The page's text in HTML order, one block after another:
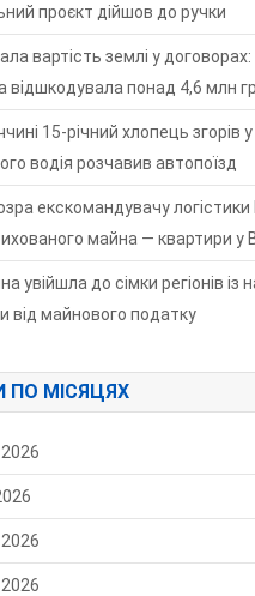
проєкт дійшов до ручки
вартість землі у договорах:
відшкодувала понад 4,6 млн
15-річний хлопець згорів
водія розчавив автопоїзд
екскомандувачу логістики
майна — квартири у
увійшла до сімки регіонів із
від майнового податку
ПО МІСЯЦЯХ